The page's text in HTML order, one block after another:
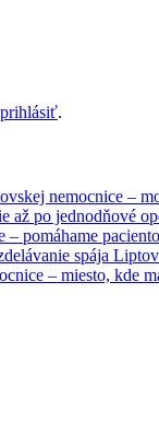
prihlásiť.
nemocnice –
až po jednodňové
pomáhame
spája
– miesto, kde